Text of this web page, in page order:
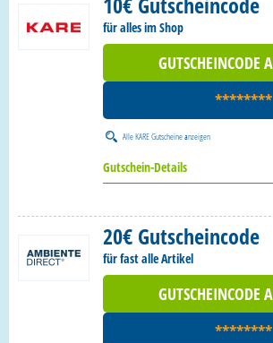
für alles im Shop
GUTSCHEINCODE
********
AlleKARE Gutscheineanzeigen
Gutschein-Details
20€ Gutscheincode
für fast alle Artikel
GUTSCHEINCODE
********